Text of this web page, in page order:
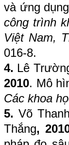
và ứng
công trình
Việt Nam,
016-8.
4. Lê
2010. Mô
Các khoa
5. Võ
Thắng,